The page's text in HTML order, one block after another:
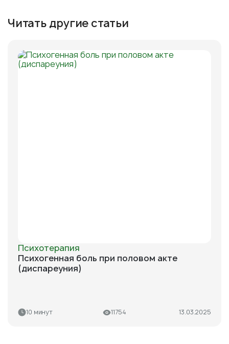
Читать другие статьи
Психотерапия
Психогенная боль при половом акте
(диспареуния)
10 минут 11754 13.03.2025